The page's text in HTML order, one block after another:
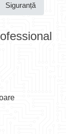
Siguranță